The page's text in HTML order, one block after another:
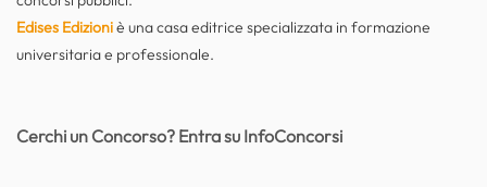
Edises Edizioniè una casa editrice specializzata in formazione
universitaria e professionale.
Cerchi un Concorso? Entra su InfoConcorsi